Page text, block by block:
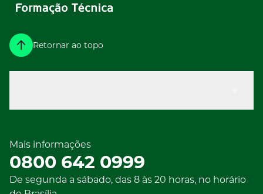
Retornar ao topo
Mais informações
0800 642 0999
De segunda a sábado, das 8 às 20 horas, no horário